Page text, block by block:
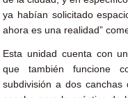
ya habían solicitado
ahora es una realidad”
Esta unidad cuenta con
que también funcione
subdivisión a dos